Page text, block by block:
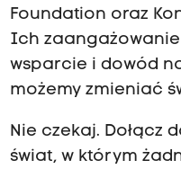
Foundation oraz
Ich
wsparcie i dowód
możemy zmieniać
Nie czekaj. Dołącz
świat, w którym